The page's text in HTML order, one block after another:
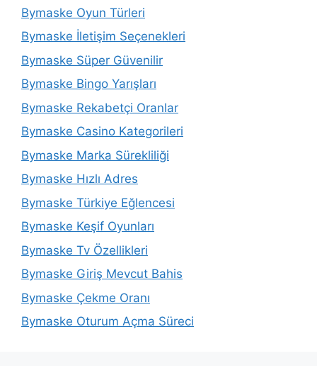
Bymaske Oyun Türleri
Bymaske İletişim Seçenekleri
Bymaske Süper Güvenilir
Bymaske Bingo Yarışları
Bymaske Rekabetçi Oranlar
Bymaske Casino Kategorileri
Bymaske Marka Sürekliliği
Bymaske Hızlı Adres
Bymaske Türkiye Eğlencesi
Bymaske Keşif Oyunları
Bymaske Tv Özellikleri
Bymaske Giriş Mevcut Bahis
Bymaske Çekme Oranı
Bymaske Oturum Açma Süreci